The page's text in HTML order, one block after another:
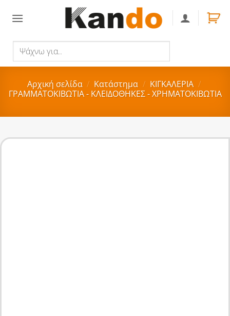
για..
Αρχική σελίδα / Κατάστημα / ΚΙΓΚΑΛΕΡΙΑ /
ΓΡΑΜΜΑΤΟΚΙΒΩΤΙΑ - ΚΛΕΙΔΟΘΗΚΕΣ - ΧΡΗΜΑΤΟΚΙΒΩΤΙΑ